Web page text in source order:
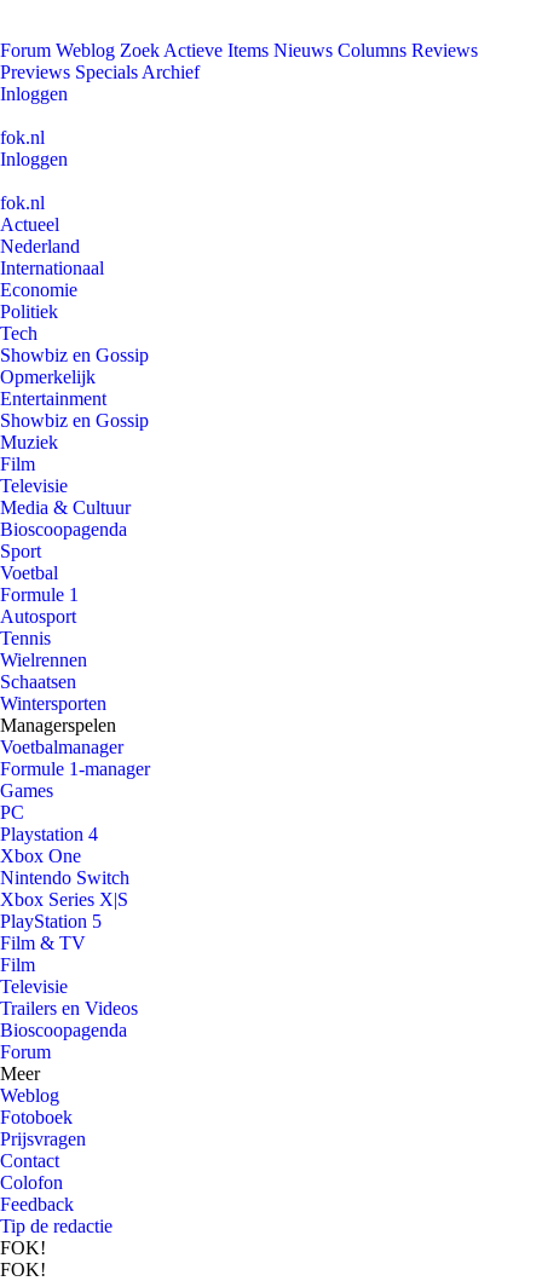
Forum Weblog Zoek Actieve Items Nieuws Columns Reviews
Previews Specials Archief
Inloggen
fok.nl
Inloggen
fok.nl
Actueel
Nederland
Internationaal
Economie
Politiek
Tech
Showbiz en Gossip
Opmerkelijk
Entertainment
Showbiz en Gossip
Muziek
Film
Televisie
Media & Cultuur
Bioscoopagenda
Sport
Voetbal
Formule 1
Autosport
Tennis
Wielrennen
Schaatsen
Wintersporten
Managerspelen
Voetbalmanager
Formule 1-manager
Games
PC
Playstation 4
Xbox One
Nintendo Switch
Xbox Series X|S
PlayStation 5
Film & TV
Film
Televisie
Trailers en Videos
Bioscoopagenda
Forum
Meer
Weblog
Fotoboek
Prijsvragen
Contact
Colofon
Feedback
Tip de redactie
FOK!
FOK!